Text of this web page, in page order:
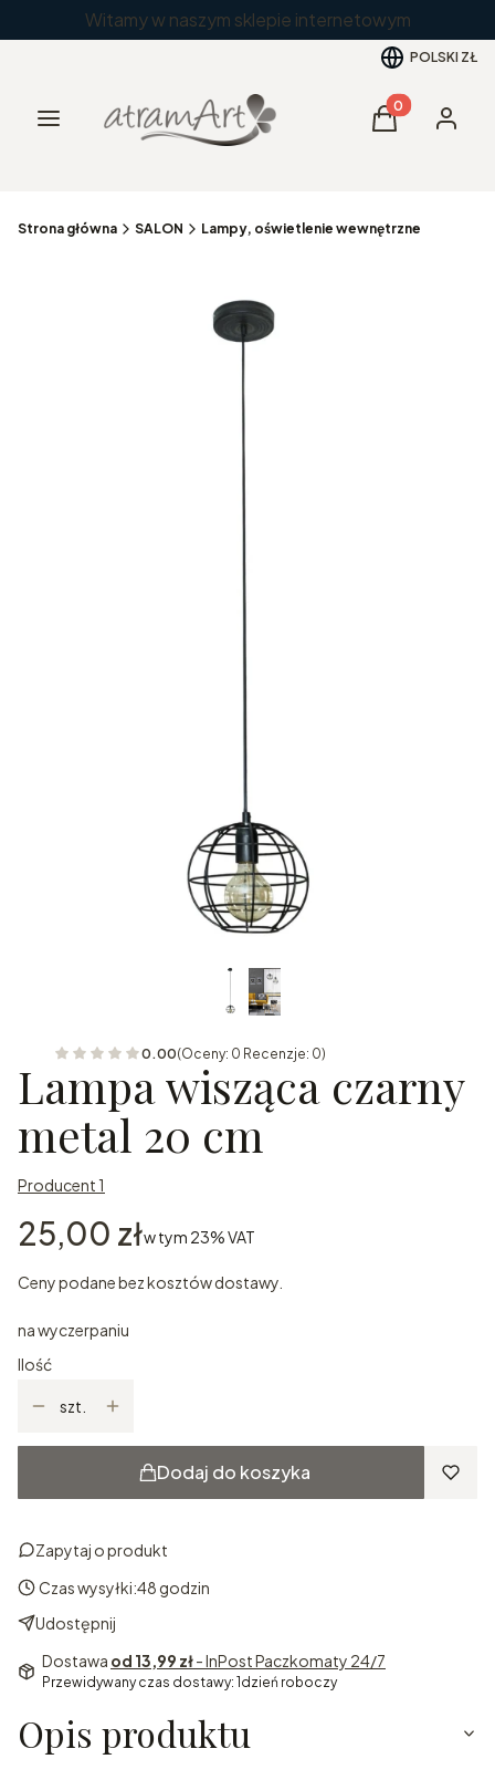
Witamy w naszym sklepie internetowym
POLSKI ZŁ
Menu Produkty w
Koszyk
Strona główna SALON Lampy, oświetlenie wewnętrzne
0.00(Oceny: 0 Recenzje: 0)
Lampa wisząca czarny
metal 20 cm
Producent 1
Cena
25,00 złw tym 23% VAT
w tym 23%VAT
Ceny podane bez kosztów dostawy.
na wyczerpaniu
Ilość
szt.
Dodaj do koszyka
Zapytaj o produkt
Czas wysyłki:48 godzin
Udostępnij
Dostawa od 13,99 zł- InPost Paczkomaty 24/7
Przewidywany czas dostawy: 1dzień roboczy
Opis produktu